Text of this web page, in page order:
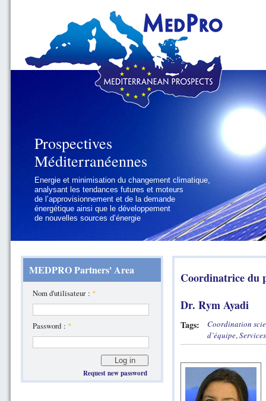
Prospectives
Méditerranéennes
Energie et minimisation du changement climatique,
analysant les tendances futures et moteurs
de l’approvisionnement et de la demande
énergétique ainsi que le développement
de nouvelles sources d’énergie
Prospectives
Méditerranéennes
Géopolitique et gouvernance, se focalisant sur les
défis politiques régionaux et internationaux
auxquels les pays méditerranéens
doivent faire face
MEDPRO Partners' Area
Nom d'utilisateur : *
Password : *
Request new password
Coordinatrice du
Dr. Rym Ayadi
Tags:
Coordination
d’équipe,